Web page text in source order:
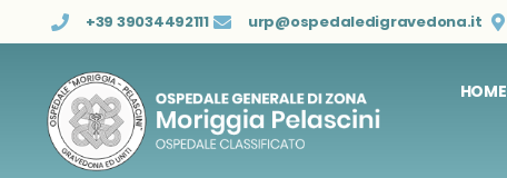
+39 39034492111 urp@ospedaledigravedona.it
HOME